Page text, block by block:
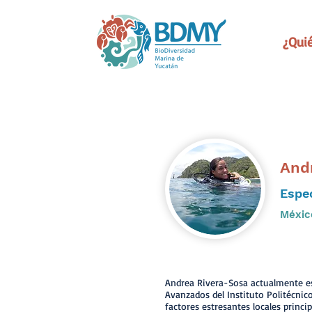
Andrea Rivera-Sosa actualmente
Avanzados del Instituto
factores estresantes locales